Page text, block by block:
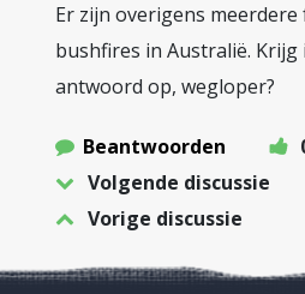
Er zijn overigens
bushfires in Australië. Krijg
antwoord op, wegloper?
Beantwoorden
Volgende discussie
Vorige discussie